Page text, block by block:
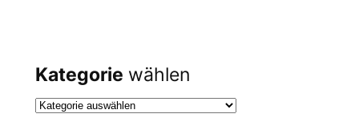
Kategorie wählen